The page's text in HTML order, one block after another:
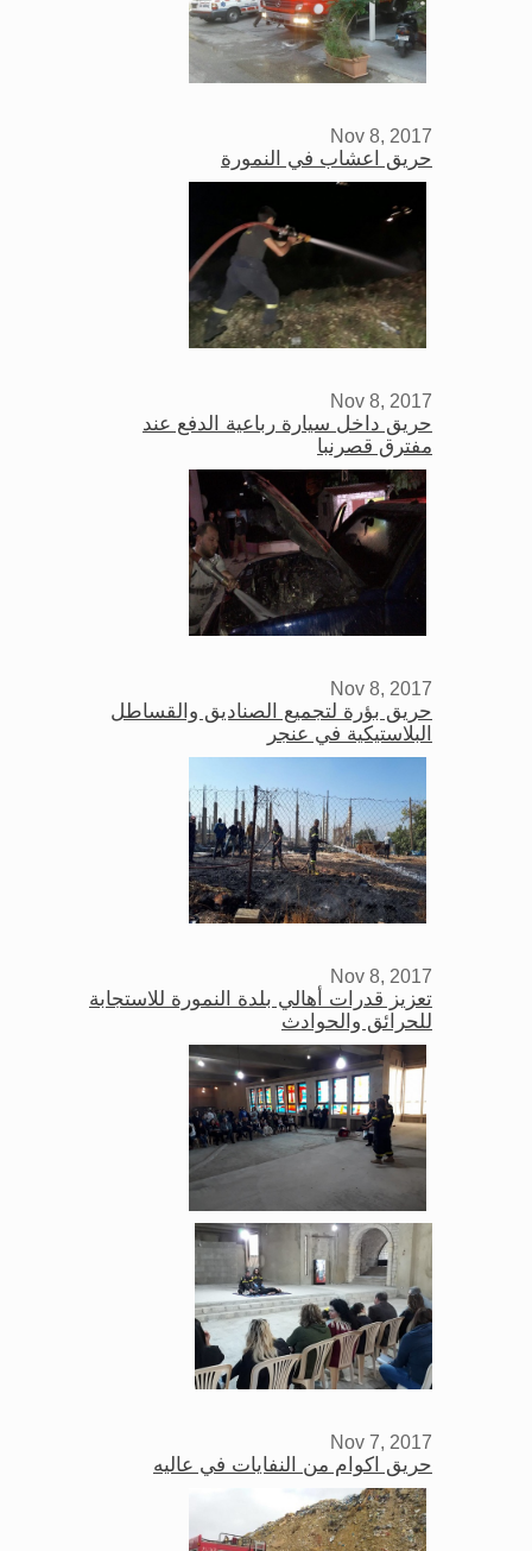
Nov 8, 2017
حريق اعشاب في النمورة
Nov 8, 2017
حريق داخل سيارة رباعية الدفع عند
مفترق قصرنبا
Nov 8, 2017
حريق بؤرة لتجميع الصناديق والقساطل
البلاستيكية في عنجر
Nov 8, 2017
تعزيز قدرات أهالي بلدة النمورة للاستجابة
للحرائق والحوادث
Nov 7, 2017
حريق اكوام من النفايات في عاليه